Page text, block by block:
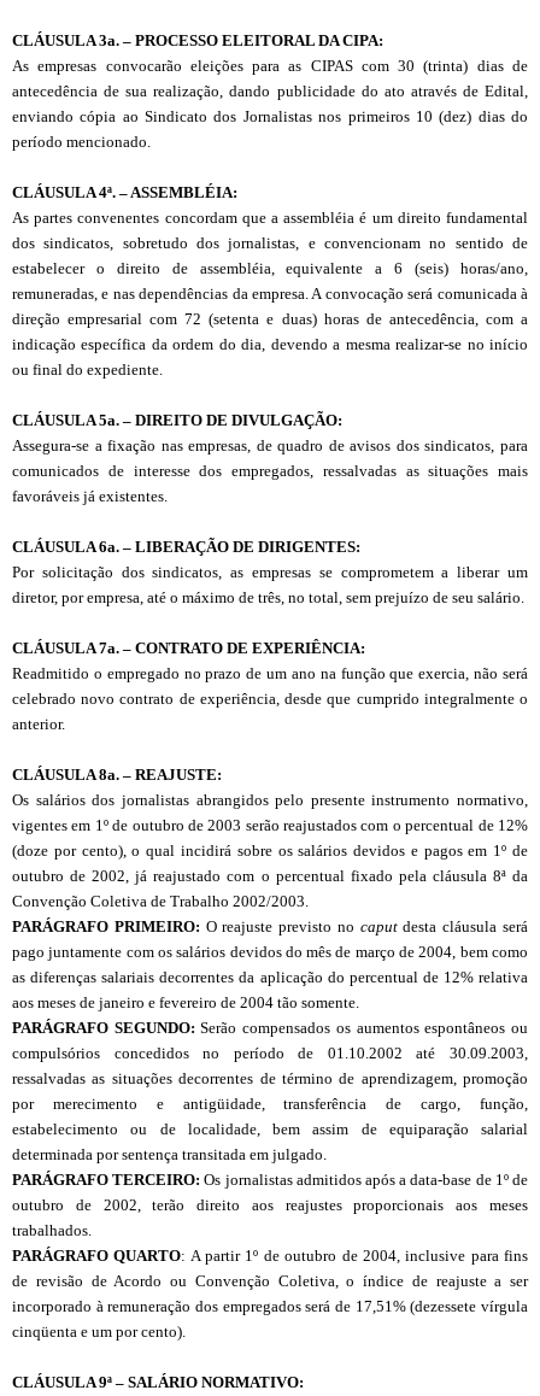
CLÁUSULA 3a. – PROCESSO ELEITORAL DA CIPA:
As empresas convocarão eleições para as CIPAS com 30 (trinta) dias de
antecedência de sua realização, dando publicidade do ato através de Edital,
enviando cópia ao Sindicato dos Jornalistas nos primeiros 10 (dez) dias do
período mencionado.
CLÁUSULA 4ª. – ASSEMBLÉIA:
As partes convenentes concordam que a assembléia é um direito fundamental
dos sindicatos, sobretudo dos jornalistas, e convencionam no sentido de
estabelecer o direito de assembléia, equivalente a 6 (seis) horas/ano,
remuneradas, e nas dependências da empresa. A convocação será comunicada à
direção empresarial com 72 (setenta e duas) horas de antecedência, com a
indicação específica da ordem do dia, devendo a mesma realizar-se no início
ou final do expediente.
CLÁUSULA 5a. – DIREITO DE DIVULGAÇÃO:
Assegura-se a fixação nas empresas, de quadro de avisos dos sindicatos, para
comunicados de interesse dos empregados, ressalvadas as situações mais
favoráveis já existentes.
CLÁUSULA 6a. – LIBERAÇÃO DE DIRIGENTES:
Por solicitação dos sindicatos, as empresas se comprometem a liberar um
diretor, por empresa, até o máximo de três, no total, sem prejuízo de seu salário.
CLÁUSULA 7a. – CONTRATO DE EXPERIÊNCIA:
Readmitido o empregado no prazo de um ano na função que exercia, não será
celebrado novo contrato de experiência, desde que cumprido integralmente o
anterior.
CLÁUSULA 8a. – REAJUSTE:
Os salários dos jornalistas abrangidos pelo presente instrumento normativo,
vigentes em 1º de outubro de 2003 serão reajustados com o percentual de 12%
(doze por cento), o qual incidirá sobre os salários devidos e pagos em 1º de
outubro de 2002, já reajustado com o percentual fixado pela cláusula 8ª da
Convenção Coletiva de Trabalho 2002/2003.
PARÁGRAFO PRIMEIRO: O reajuste previsto no caputdesta cláusula será
pago juntamente com os salários devidos do mês de março de 2004, bem como
as diferenças salariais decorrentes da aplicação do percentual de 12% relativa
aos meses de janeiro e fevereiro de 2004 tão somente.
PARÁGRAFO SEGUNDO:Serão compensados os aumentos espontâneos ou
compulsórios concedidos no período de 01.10.2002 até 30.09.2003,
ressalvadas as situações decorrentes de término de aprendizagem, promoção
por merecimento e antigüidade, transferência de cargo, função,
estabelecimento ou de localidade, bem assim de equiparação salarial
determinada por sentença transitada em julgado.
PARÁGRAFO TERCEIRO:Os jornalistas admitidos após a data-base de 1º de
outubro de 2002, terão direito aos reajustes proporcionais aos meses
trabalhados.
PARÁGRAFO QUARTO: A partir 1º de outubro de 2004, inclusive para fins
de revisão de Acordo ou Convenção Coletiva, o índice de reajuste a ser
incorporado à remuneração dos empregados será de 17,51% (dezessete vírgula
cinqüenta e um por cento).
CLÁUSULA 9ª – SALÁRIO NORMATIVO: